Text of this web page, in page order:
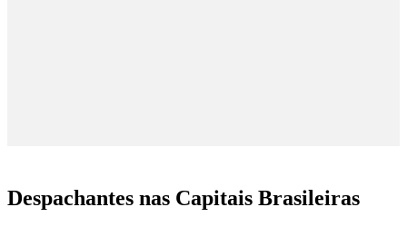
Despachantes nas Capitais Brasileiras